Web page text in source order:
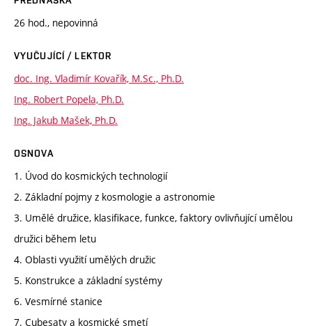
26 hod., nepovinná
VYUČUJÍCÍ / LEKTOR
doc. Ing. Vladimír Kovařík, M.Sc., Ph.D.
Ing. Robert Popela, Ph.D.
Ing. Jakub Mašek, Ph.D.
OSNOVA
1. Úvod do kosmických technologií
2. Základní pojmy z kosmologie a astronomie
3. Umělé družice, klasifikace, funkce, faktory ovlivňující umělou
družici během letu
4. Oblasti využití umělých družic
5. Konstrukce a základní systémy
6. Vesmírné stanice
7. Cubesaty a kosmické smetí